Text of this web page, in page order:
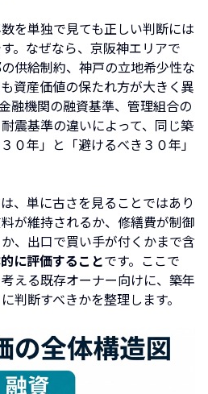
を単独で見ても正しい判断には
。なぜなら、京阪神エリアで
供給制約、神戸の立地希少性な
資産価値の保たれ方が大きく異
融機関の融資基準、管理組合の
震基準の違いによって、同じ築
０年」と「避けるべき３０年」
、単に古さを見ることではあり
が維持されるか、修繕費が制御
、出口で買い手が付くかまで含
に評価することです。ここで
える既存オーナー向けに、築年
判断すべきかを整理します。